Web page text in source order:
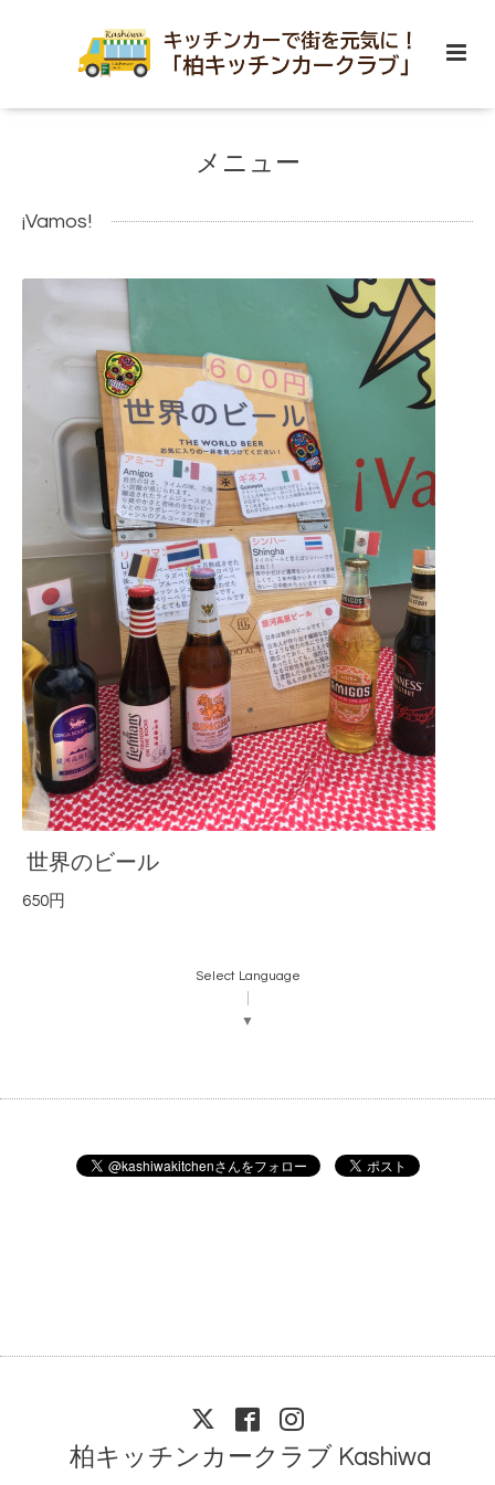
メニュー
¡Vamos!
世界のビール
650円
Select Language
▼
柏キッチンカークラブ Kashiwa